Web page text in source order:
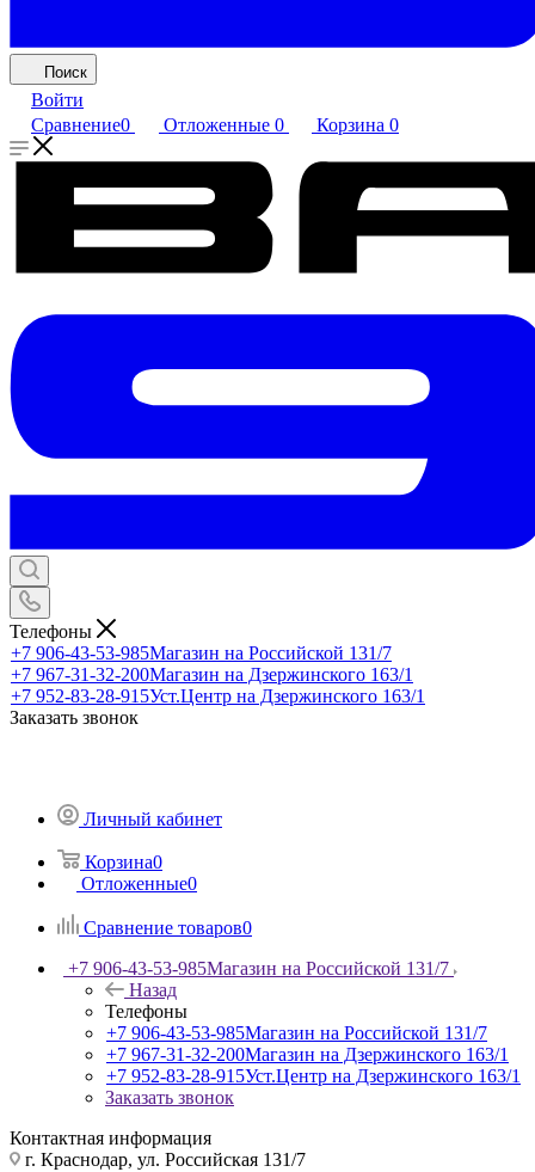
Поиск
Войти
Сравнение0 Отложенные 0 Корзина 0
Телефоны
+7 906-43-53-985Магазин на Российской 131/7
+7 967-31-32-200Магазин на Дзержинского 163/1
+7 952-83-28-915Уст.Центр на Дзержинского 163/1
Заказать звонок
Личный кабинет
Корзина0
Отложенные0
Сравнение товаров0
+7 906-43-53-985Магазин на Российской 131/7
Назад
Телефоны
+7 906-43-53-985Магазин на Российской 131/7
+7 967-31-32-200Магазин на Дзержинского 163/1
+7 952-83-28-915Уст.Центр на Дзержинского 163/1
Заказать звонок
Контактная информация
г. Краснодар, ул. Российская 131/7